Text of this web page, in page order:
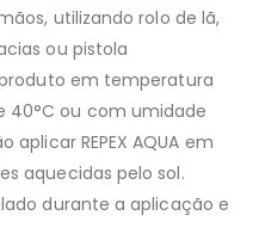
utilizando rolo de lã,
ou pistola
em temperatura
40°C ou com umidade
REPEX AQUA em
aquecidas pelo sol.
durante a aplicação e